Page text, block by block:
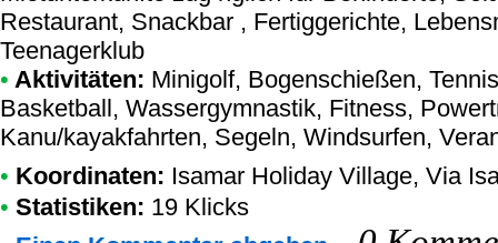
Restaurant, Snackbar , Fertiggerichte,
Teenagerklub
• Aktivitäten: Minigolf, Bogenschießen,
Basketball, Wassergymnastik, Fitness,
Kanu/kayakfahrten, Segeln, Windsurfen,
• Koordinaten: Isamar Holiday Village, Via
• Statistiken: 19 Klicks